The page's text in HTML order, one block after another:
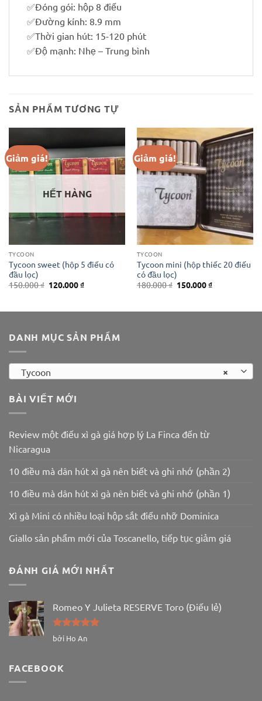
✅Đóng gói: hộp 8 điếu
✅Đường kính: 8.9 mm
✅Thời gian hút: 15-120 phút
✅Độ mạnh: Nhẹ – Trung bình
SẢN PHẨM TƯƠNG TỰ
Giảm giá!
HẾT HÀNG
TYCOON
Tycoon sweet (hộp 5 điếu có
đầu lọc)
150.000₫ Giá
120.000₫Giá
120.000 ₫.
Giảm giá!
TYCOON
Tycoon mini (hộp thiếc 20 điếu
có đầu lọc)
180.000₫ Giá
150.000₫Giá
150.000 ₫.
DANH MỤC SẢN PHẨM
×
Tycoon
BÀI VIẾT MỚI
Review một điếu xì gà giá hợp lý La Finca đến từ
Nicaragua
10 điều mà dân hút xì gà nên biết và ghi nhớ (phần 2)
10 điều mà dân hút xì gà nên biết và ghi nhớ (phần 1)
Xì gà Mini có nhiều loại hộp sắt điếu nhỡ Dominica
Giallo sản phẩm mới của Toscanello, tiếp tục giảm giá
ĐÁNH GIÁ MỚI NHẤT
Romeo Y Julieta RESERVE Toro (Điếu lẻ)
Được xếp
bởi Ho An
FACEBOOK